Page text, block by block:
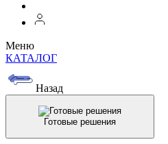
Меню
КАТАЛОГ
Назад
Готовые решения